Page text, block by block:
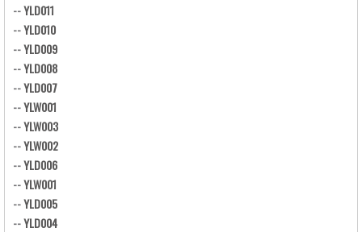
--YLD011
--YLD010
--YLD009
--YLD008
--YLD007
--YLW001
--YLW003
--YLW002
--YLD006
--YLW001
--YLD005
--YLD004